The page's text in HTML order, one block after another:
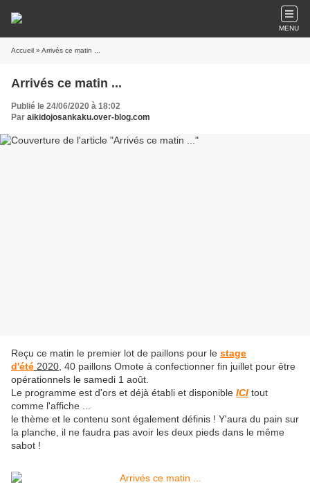
MENU
Accueil » Arrivés ce matin ...
Arrivés ce matin ...
Publié le 24/06/2020 à 18:02
Par aikidojosankaku.over-blog.com
Reçu ce matin le premier lot de paillons pour le stage
d'été 2020 , 40 paillons Omote à confectionner fin juillet pour être
opérationnels le samedi 1 août.
Le programme est d'ors et déjà établi et disponible ICI tout
comme l'affiche ...
le thème et le contenu sont également définis ! Y'aura du pain sur
la planche, il ne faudra pas avoir les deux pieds dans le même
sabot !